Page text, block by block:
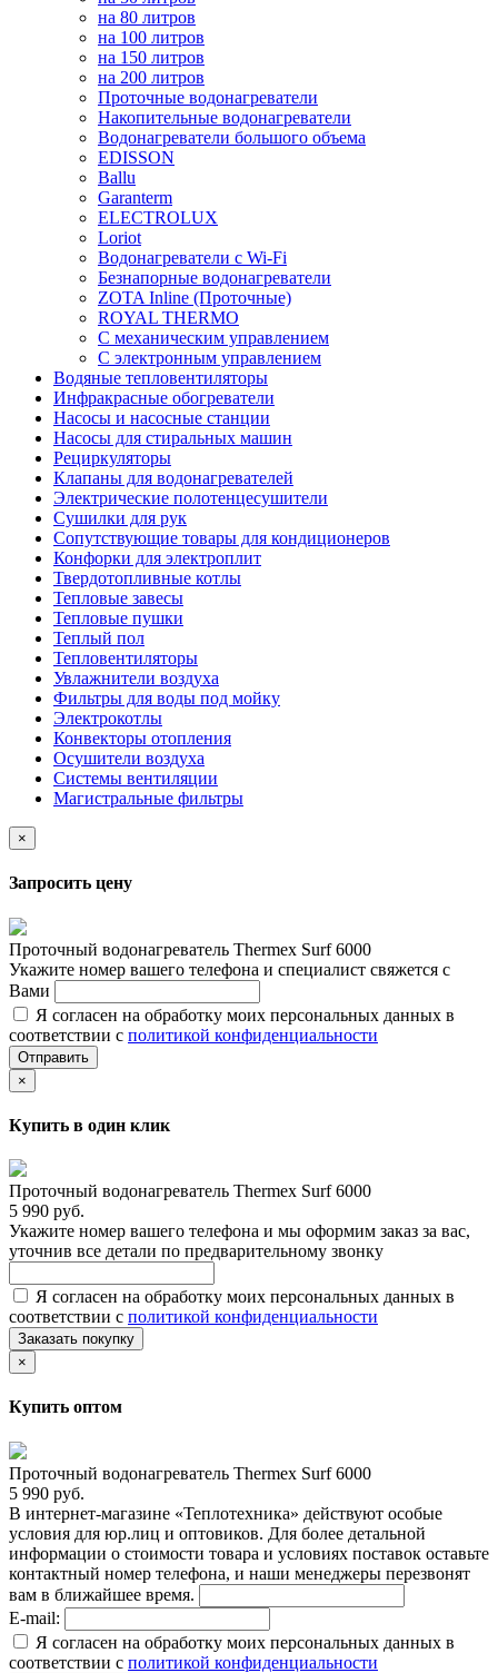
на 80 литров
на 100 литров
на 150 литров
на 200 литров
Проточные водонагреватели
Накопительные водонагреватели
Водонагреватели большого объема
EDISSON
Ballu
Garanterm
ELECTROLUX
Loriot
Водонагреватели с Wi-Fi
Безнапорные водонагреватели
ZOTA Inline (Проточные)
ROYAL THERMO
С механическим управлением
С электронным управлением
Водяные тепловентиляторы
Инфракрасные обогреватели
Насосы и насосные станции
Насосы для стиральных машин
Рециркуляторы
Клапаны для водонагревателей
Электрические полотенцесушители
Сушилки для рук
Сопутствующие товары для кондиционеров
Конфорки для электроплит
Твердотопливные котлы
Тепловые завесы
Тепловые пушки
Теплый пол
Тепловентиляторы
Увлажнители воздуха
Фильтры для воды под мойку
Электрокотлы
Конвекторы отопления
Осушители воздуха
Системы вентиляции
Магистральные фильтры
×
Запросить цену
Проточный водонагреватель Thermex Surf 6000
Укажите номер вашего телефона и специалист свяжется с
Вами
Я согласен на обработку моих персональных данных в
соответствии с политикой конфиденциальности
Отправить
×
Купить в один клик
Проточный водонагреватель Thermex Surf 6000
5 990 руб.
Укажите номер вашего телефона и мы оформим заказ за вас,
уточнив все детали по предварительному звонку
Я согласен на обработку моих персональных данных в
соответствии с политикой конфиденциальности
Заказать покупку
×
Купить оптом
Проточный водонагреватель Thermex Surf 6000
5 990 руб.
В интернет-магазине «Теплотехника» действуют особые
условия для юр.лиц и оптовиков. Для более детальной
информации о стоимости товара и условиях поставок оставьте
контактный номер телефона, и наши менеджеры перезвонят
вам в ближайшее время.
E-mail:
Я согласен на обработку моих персональных данных в
соответствии с политикой конфиденциальности